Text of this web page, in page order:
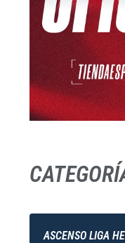
ASCENSO LIGA